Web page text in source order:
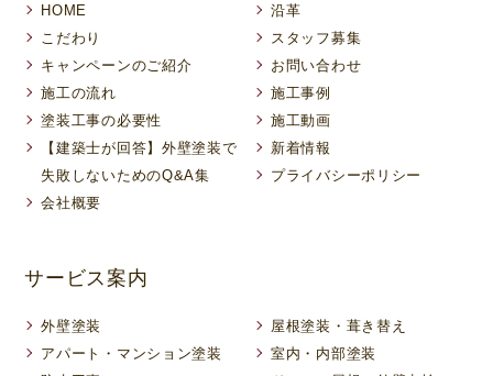
HOME
こだわり
キャンペーンのご紹介
施工の流れ
塗装工事の必要性
【建築士が回答】外壁塗装で
失敗しないためのQ&A集
会社概要
沿革
スタッフ募集
お問い合わせ
施工事例
施工動画
新着情報
プライバシーポリシー
サービス案内
外壁塗装
アパート・マンション塗装
屋根塗装・葺き替え
室内・内部塗装